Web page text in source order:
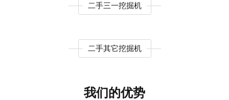
二手三一挖掘机
二手其它挖掘机
我们的优势